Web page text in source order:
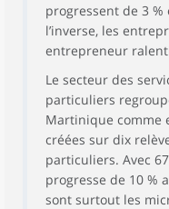
progressent de 3
l’inverse, les
entrepreneur
Le secteur des
particuliers
Martinique comme
créées sur dix
particuliers. Avec
progresse de 10 %
sont surtout les